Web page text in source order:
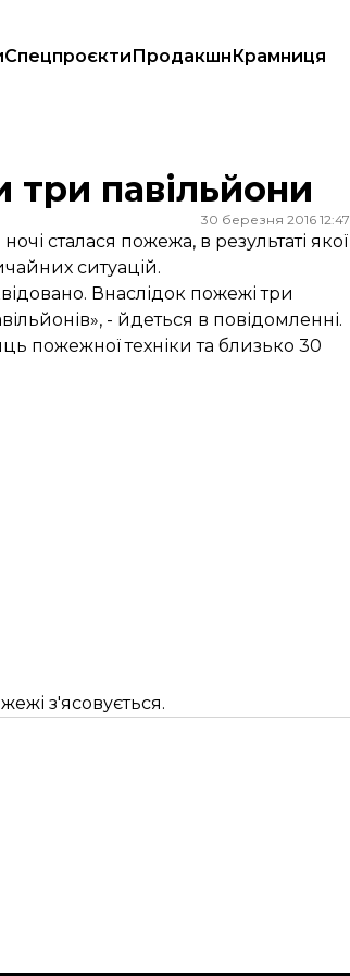
СпецпроєктиПродакшнКрамниця
три павільйони
30 березня 2016 12:47
сталася пожежа, в результаті якої
ситуацій.
Внаслідок пожежі три
- йдеться в повідомленні.
пожежної техніки та близько 30
з'ясовується.